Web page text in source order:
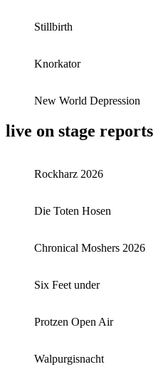
Stillbirth
Knorkator
New World Depression
live on stage reports
Rockharz 2026
Die Toten Hosen
Chronical Moshers 2026
Six Feet under
Protzen Open Air
Walpurgisnacht